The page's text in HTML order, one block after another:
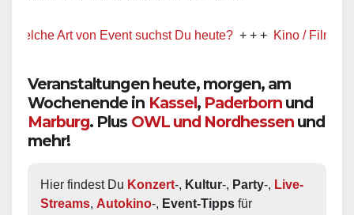
Art von Event suchst Du heute? + + + Kino / Film + + +
Veranstaltungen heute, morgen, am
Wochenende in Kassel, Paderborn und
Marburg. Plus OWL und Nordhessen und
mehr!
Hier findest Du Konzert-, Kultur-, Party-, Live-
Streams, Autokino-, Event-Tipps